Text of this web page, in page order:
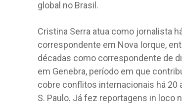
global no Brasil.
Cristina Serra atua como jornalista
correspondente em Nova Iorque,
décadas como correspondente de
em Genebra, período em que
cobre conflitos internacionais há 20
S. Paulo. Já fez reportagens in loco